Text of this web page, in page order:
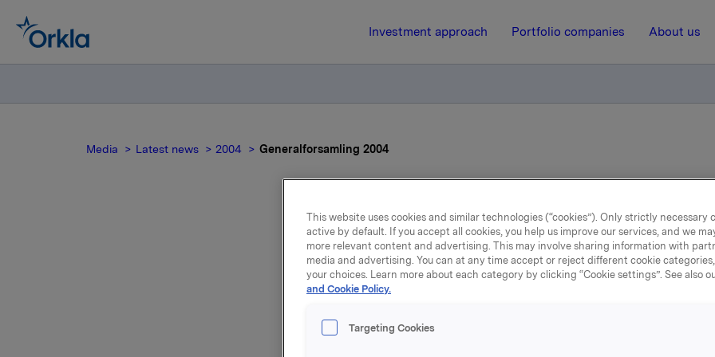
Investment approach Portfolio companies About us
Media Latest news 2004 Generalforsamling 2004
Generalforsamling 2004
Alle forslag på agendaen ble vedtatt, jfr. innkalling sendt i
This website uses cookies and similar technologies (“cookies”). Only strictly necessary
active by default. If you accept all cookies, you help us improve our services, and we
more relevant content and advertising. This may involve sharing information with
media and advertising. You can at any time accept or reject different cookie
your choices. Learn more about each category by clicking “Cookie settings”. See also
and Cookie Policy.
Targeting Cookies